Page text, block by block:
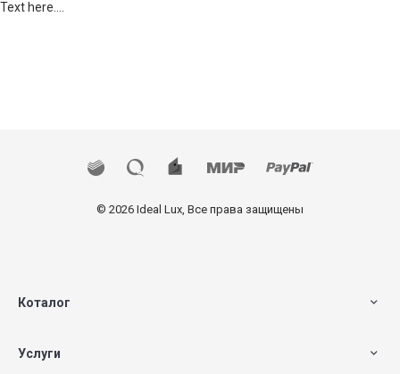
Text here....
© 2026 Ideal Lux, Все права защищены
Коталог
Услуги